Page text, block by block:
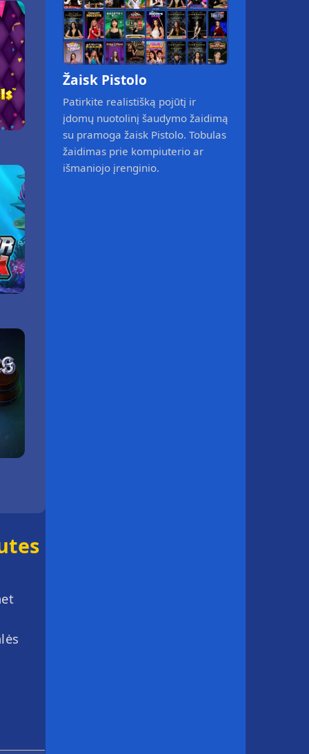
Žaisk Pistolo
Patirkite realistišką pojūtį ir
įdomų nuotolinį šaudymo žaidimą
su pramoga žaisk Pistolo. Tobulas
žaidimas prie kompiuterio ar
išmaniojo įrenginio.